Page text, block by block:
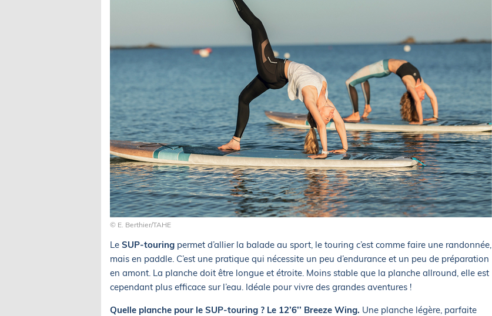
© E. Berthier/TAHE
Le SUP-touring permet d’allier la balade au sport, le touring c’est comme faire une randonnée,
mais en paddle. C’est une pratique qui nécessite un peu d’endurance et un peu de préparation
en amont. La planche doit être longue et étroite. Moins stable que la planche allround, elle est
cependant plus efficace sur l’eau. Idéale pour vivre des grandes aventures !
Quelle planche pour le SUP-touring ? Le 12’6’’ Breeze Wing. Une planche légère, parfaite